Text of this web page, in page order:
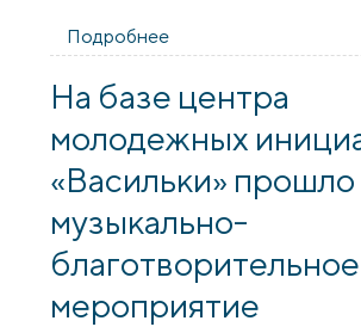
Подробнее
семинар по
На базе центра
молодежных
«Васильки» прошло
музыкально-
благотворительное
мероприятие